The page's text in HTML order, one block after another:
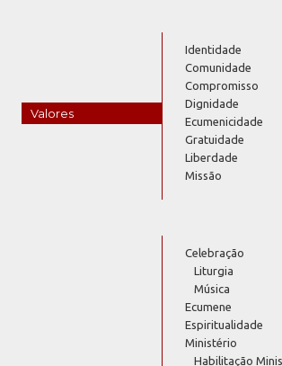
Valores
Identidade
Comunidade
Compromisso
Dignidade
Ecumenicidade
Gratuidade
Liberdade
Missão
Celebração
Liturgia
Música
Ecumene
Espiritualidade
Ministério
Habilitação